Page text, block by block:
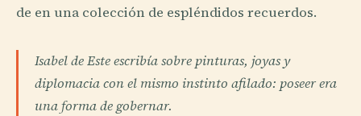
de en una colección de espléndidos recuerdos.
Isabel de Este escribía sobre pinturas, joyas y
diplomacia con el mismo instinto afilado: poseer era
una forma de gobernar.